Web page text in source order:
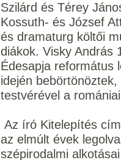
Szilárd és Térey
Kossuth- és József
és dramaturg költői
diákok. Visky András
Édesapja református
idején
testvérével a
Az író Kitelepítés
az elmúlt évek
szépirodalmi